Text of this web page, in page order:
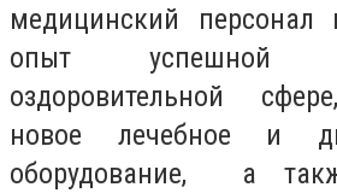
медицинский персонал
опыт успешной
оздоровительной
новое лечебное и
оборудование, а